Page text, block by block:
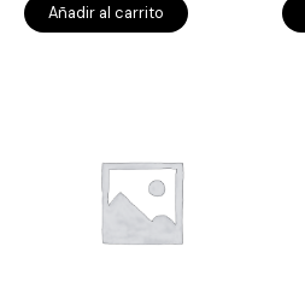
Añadir al carrito